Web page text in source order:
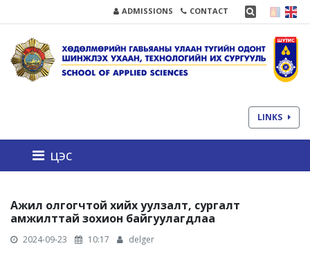
ADMISSIONS CONTACT
LINKS
цэс
Ажил олгогчтой хийх уулзалт, сургалт
амжилттай зохион байгуулагдлаа
2024-09-23 10:17 delger